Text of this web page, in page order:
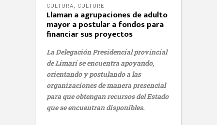
CULTURA, CULTURE
Llaman a agrupaciones de adulto
mayor a postular a fondos para
financiar sus proyectos
La Delegación Presidencial provincial
de Limarí se encuentra apoyando,
orientando y postulando a las
organizaciones de manera presencial
para que obtengan recursos del Estado
que se encuentran disponibles.